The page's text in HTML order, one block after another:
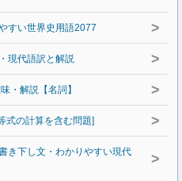
すい世界史用語2077 >
現代語訳と解説 >
・解説【名詞】 >
式の計算を含む問題] >
き下し文・わかりやすい現代
>